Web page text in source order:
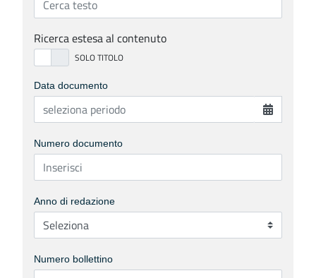
Ricerca estesa al contenuto
Data documento
Numero documento
Anno di redazione
Numero bollettino